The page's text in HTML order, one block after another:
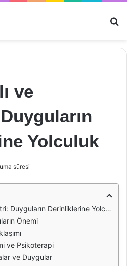
ve
Yolculuk
süresi
Duyguların Derinliklerine Yolculuk
Önemi
ve Psikoterapi
ve Duygular